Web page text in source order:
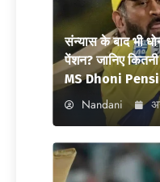
संन्यास के बाद भी
पेंशन? जानिए
MS Dhoni
Nandani